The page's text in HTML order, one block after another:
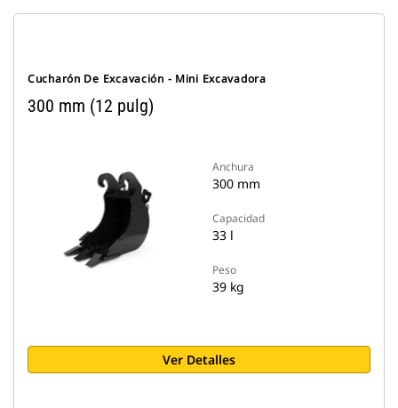
Cucharón De Excavación - Mini Excavadora
300 mm (12 pulg)
Anchura
300 mm
Capacidad
33 l
Peso
39 kg
Ver Detalles